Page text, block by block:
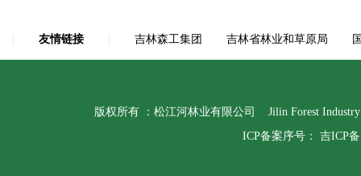
友情链接 吉林森工集团 吉林省林业和草原局
版权所有 ：松江河林业有限公司 Jilin Forest
ICP备案序号： 吉ICP